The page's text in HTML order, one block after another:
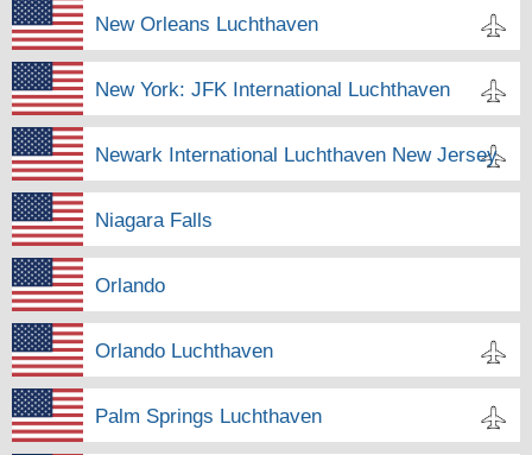
New Orleans Luchthaven
New York: JFK International Luchthaven
Newark International Luchthaven New Jersey
Niagara Falls
Orlando
Orlando Luchthaven
Palm Springs Luchthaven